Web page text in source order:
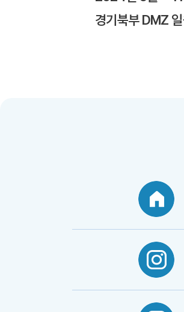
경기북부 DMZ